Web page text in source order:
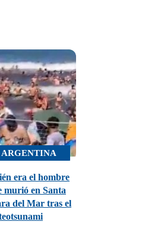
ARGENTINA
era el hombre
murió en Santa
del Mar tras el